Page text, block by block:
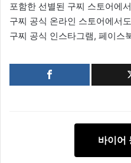
포함한 선별된 구찌 스토어에
구찌 공식 온라인 스토어에서
구찌 공식 인스타그램, 페이스
바이어